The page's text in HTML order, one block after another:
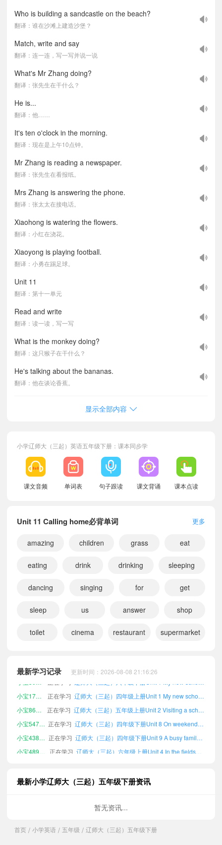
Who is building a sandcastle on the beach?
翻译：谁在沙滩上建造沙堡？
Match, write and say
翻译：连一连，写一写并说一说
What's Mr Zhang doing?
翻译：张先生在干什么？
He is...
翻译：他……
It's ten o'clock in the morning.
翻译：现在是上午10点钟。
Mr Zhang is reading a newspaper.
翻译：张先生在看报纸。
Mrs Zhang is answering the phone.
翻译：张太太在接电话。
Xiaohong is watering the flowers.
翻译：小红在浇花。
Xiaoyong is playing football.
翻译：小勇在踢足球。
Unit 11
翻译：第十一单元
Read and write
翻译：读一读，写一写
What is the monkey doing?
翻译：这只猴子在干什么？
He's talking about the bananas.
翻译：他在谈论香蕉。
显示全部内容
小学辽师大（三起）英语五年级下册：课本同步学
课文音频 单词表 句子跟读 课文背诵 课本点读
Unit 11 Calling home必背单词 更多
amazing children grass eat
eating drink drinking sleeping
dancing singing for get
sleep us answer shop
toilet cinema restaurant supermarket
最新学习记录 更新时间：2026-08-08 21:16:26
小宝725854
辽师大（三起）五年级上册Unit 10 Cleaning my room课文朗读
小宝305825
正在学习
小宝852533
正在学习
小宝764379
正在学习
最新小学辽师大（三起）五年级下册资讯
暂无资讯...
首页 / 小学英语 / 五年级 / 辽师大（三起）五年级下册